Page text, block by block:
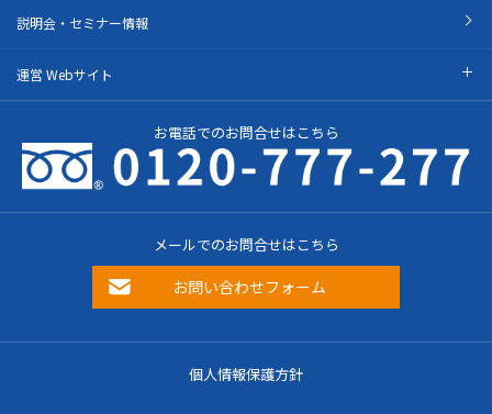
説明会・セミナー情報
運営 Webサイト
お電話でのお問合せはこちら
メールでのお問合せはこちら
お問い合わせフォーム
個人情報保護方針